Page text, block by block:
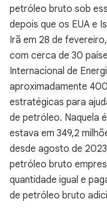
petróleo bruto sob
depois que os EUA e
Irã em 28 de
com cerca de 30
Internacional de
aproximadamente
estratégicas para
de petróleo. Naquela
estava em 349,2
desde agosto de
petróleo bruto
quantidade igual e
de petróleo bruto